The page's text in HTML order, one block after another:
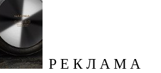
Р Е К Л А М А